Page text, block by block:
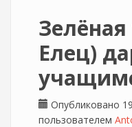
Зелёная
Елец)
Опубликовано
пользователем